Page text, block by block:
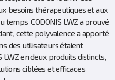
besoins thérapeutiques et aux
temps, CODONIS LWZ a prouvé
cette polyvalence a apporté
des utilisateurs étaient
LWZ en deux produits distincts,
ciblées et efficaces,